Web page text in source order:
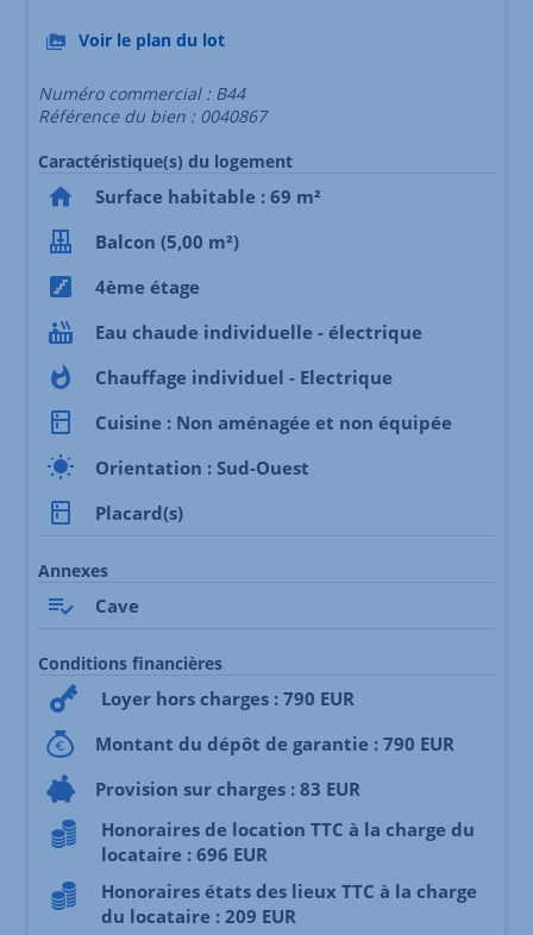
Voir le plan du lot
Numéro commercial : B44
Référence du bien : 0040867
Caractéristique(s) du logement
Surface habitable : 69 m²
Balcon (5,00 m²)
4ème étage
Eau chaude individuelle - électrique
Chauffage individuel - Electrique
Cuisine : Non aménagée et non équipée
Orientation : Sud-Ouest
Placard(s)
Annexes
Cave
Conditions financières
Loyer hors charges : 790 EUR
Montant du dépôt de garantie : 790 EUR
Provision sur charges : 83 EUR
Honoraires de location TTC à la charge du
locataire : 696 EUR
Honoraires états des lieux TTC à la charge
du locataire : 209 EUR